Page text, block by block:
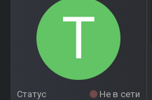
Статус
Не в сети